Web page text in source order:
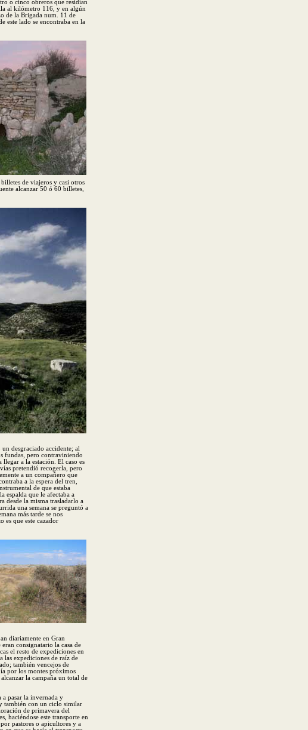
o cinco obreros que residían
al kilómetro 116, y en algún
de la Brigada num. 11 de
este lado se encontraba en la
de viajeros y casi otros
alcanzar 50 ó 60 billetes,
desgraciado accidente; al
fundas, pero contraviniendo
a la estación. El caso es
pretendió recogerla, pero
a un compañero que
a la espera del tren,
de que estaba
espalda que le afectaba a
desde la misma trasladarlo a
una semana se preguntó a
más tarde se nos
es que este cazador
diariamente en Gran
consignatario la casa de
el resto de expediciones en
las expediciones de raíz de
también vencejos de
por los montes próximos
la campaña un total de
a pasar la invernada y
también con un ciclo similar
de primavera del
haciéndose este transporte en
pastores o apicultores y a